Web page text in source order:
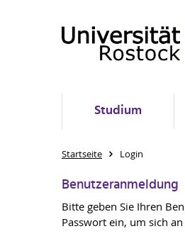
Studium
Startseite Login
Benutzeranmeldung
Bitte geben Sie Ihren
Passwort ein, um sich